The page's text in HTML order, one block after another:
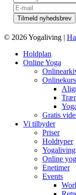
© 2026 Yogaliving |
Holdplan
Online Yoga
Gratis
Vi tilbyder
Priser
Holdtyper
Online
Enetimer
Events